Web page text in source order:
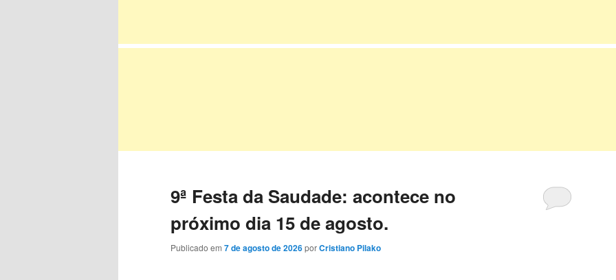
9ª Festa da Saudade: acontece no
próximo dia 15 de agosto.
Publicado em 7 de agosto de 2026porCristiano Pilako